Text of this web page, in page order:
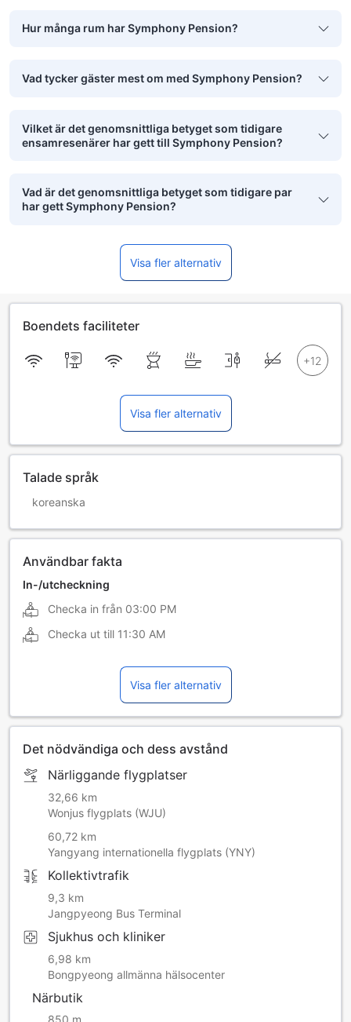
Hur många rum har Symphony Pension?
Vad tycker gäster mest om med Symphony Pension?
Vilket är det genomsnittliga betyget som tidigare
ensamresenärer har gett till Symphony Pension?
Vad är det genomsnittliga betyget som tidigare par
har gett Symphony Pension?
Visa fler alternativ
Boendets faciliteter
Visa fler alternativ
Talade språk
koreanska
Användbar fakta
In-/utcheckning
Checka in från 03:00 PM
Checka ut till 11:30 AM
Visa fler alternativ
Det nödvändiga och dess avstånd
Närliggande flygplatser
32,66 km
Wonjus flygplats (WJU)
60,72 km
Yangyang internationella flygplats (YNY)
Kollektivtrafik
9,3 km
Jangpyeong Bus Terminal
Sjukhus och kliniker
6,98 km
Bongpyeong allmänna hälsocenter
Närbutik
850 m